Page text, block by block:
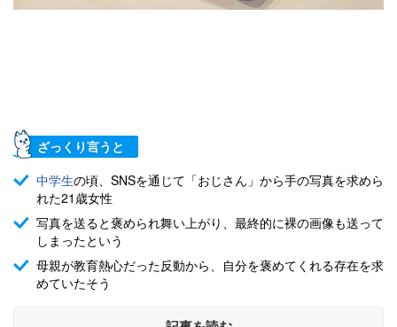
ざっくり言うと
中学生の頃、SNSを通じて「おじさん」から手の写真を求めら
れた21歳女性
写真を送ると褒められ舞い上がり、最終的に裸の画像も送って
しまったという
母親が教育熱心だった反動から、自分を褒めてくれる存在を求
めていたそう